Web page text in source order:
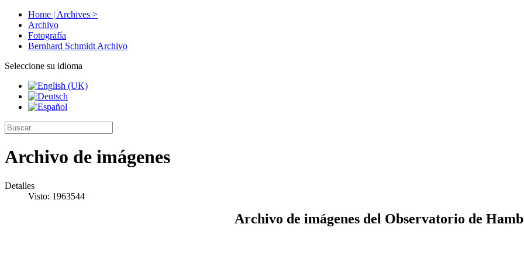
Home | Archives >
Archivo
Fotografía
Bernhard Schmidt Archivo
Seleccione su idioma
Archivo de imágenes
Detalles
Visto: 1963544
Archivo de imágenes del Observatorio de